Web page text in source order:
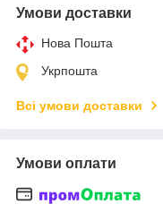
Умови доставки
Нова Пошта
Укрпошта
Всі умови доставки
Умови оплати